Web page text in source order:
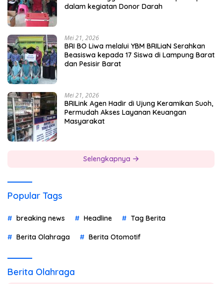
dalam kegiatan Donor Darah
Mei 21, 2026
BRI BO Liwa melalui YBM BRILiaN Serahkan
Beasiswa kepada 17 Siswa di Lampung Barat
dan Pesisir Barat
Mei 21, 2026
BRILink Agen Hadir di Ujung Keramikan Suoh,
Permudah Akses Layanan Keuangan
Masyarakat
Selengkapnya
Popular Tags
breaking news Headline Tag Berita
Berita Olahraga Berita Otomotif
Berita Olahraga